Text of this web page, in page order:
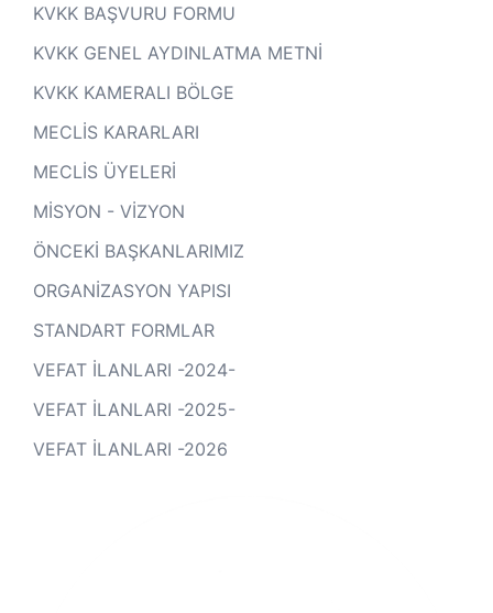
KVKK BAŞVURU FORMU
KVKK GENEL AYDINLATMA METNİ
KVKK KAMERALI BÖLGE
MECLİS KARARLARI
MECLİS ÜYELERİ
MİSYON - VİZYON
ÖNCEKİ BAŞKANLARIMIZ
ORGANİZASYON YAPISI
STANDART FORMLAR
VEFAT İLANLARI -2024-
VEFAT İLANLARI -2025-
VEFAT İLANLARI -2026